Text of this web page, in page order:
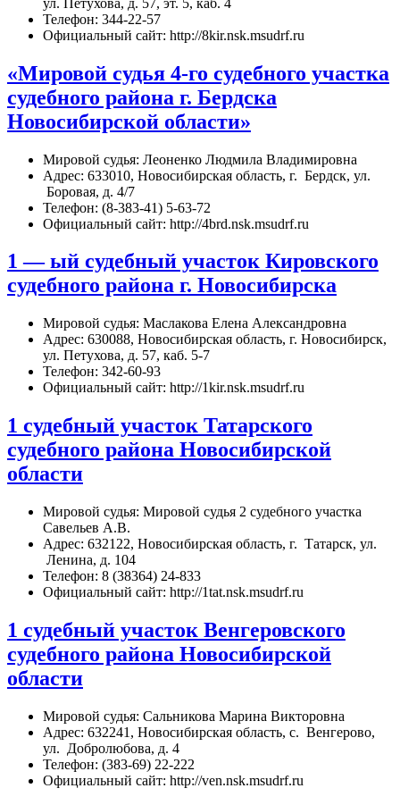
Телефон: 344-22-57
Официальный сайт: http://8kir.nsk.msudrf.ru
«Мировой судья 4-го судебного участка
судебного района г. Бердска
Новосибирской области»
Мировой судья: Леоненко Людмила Владимировна
Адрес: 633010, Новосибирская область, г. Бердск, ул.
Боровая, д. 4/7
Телефон: (8-383-41) 5-63-72
Официальный сайт: http://4brd.nsk.msudrf.ru
1 — ый судебный участок Кировского
судебного района г. Новосибирска
Мировой судья: Маслакова Елена Александровна
Адрес: 630088, Новосибирская область, г. Новосибирск,
ул. Петухова, д. 57, каб. 5-7
Телефон: 342-60-93
Официальный сайт: http://1kir.nsk.msudrf.ru
1 судебный участок Татарского
судебного района Новосибирской
области
Мировой судья: Мировой судья 2 судебного участка
Савельев А.В.
Адрес: 632122, Новосибирская область, г. Татарск, ул.
Ленина, д. 104
Телефон: 8 (38364) 24-833
Официальный сайт: http://1tat.nsk.msudrf.ru
1 судебный участок Венгеровского
судебного района Новосибирской
области
Мировой судья: Сальникова Марина Викторовна
Адрес: 632241, Новосибирская область, с. Венгерово,
ул. Добролюбова, д. 4
Телефон: (383-69) 22-222
Официальный сайт: http://ven.nsk.msudrf.ru